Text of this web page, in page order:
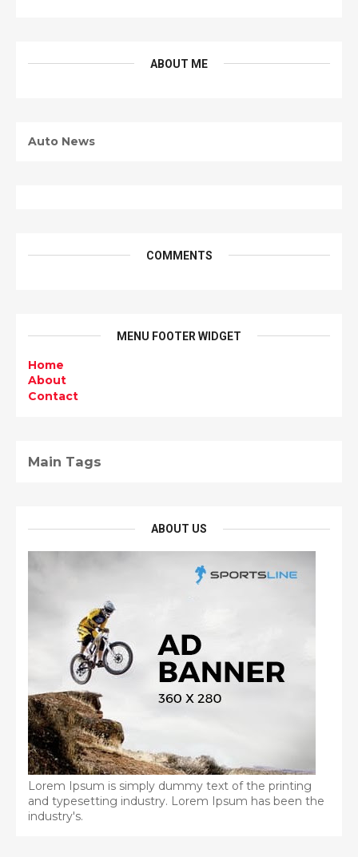
ABOUT ME
Auto News
COMMENTS
MENU FOOTER WIDGET
Home
About
Contact
Main Tags
ABOUT US
Lorem Ipsum is simply dummy text of the printing
and typesetting industry. Lorem Ipsum has been the
industry's.